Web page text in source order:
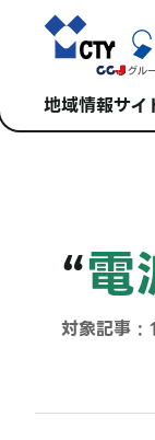
地域情報サイ
“電
対象記事 :